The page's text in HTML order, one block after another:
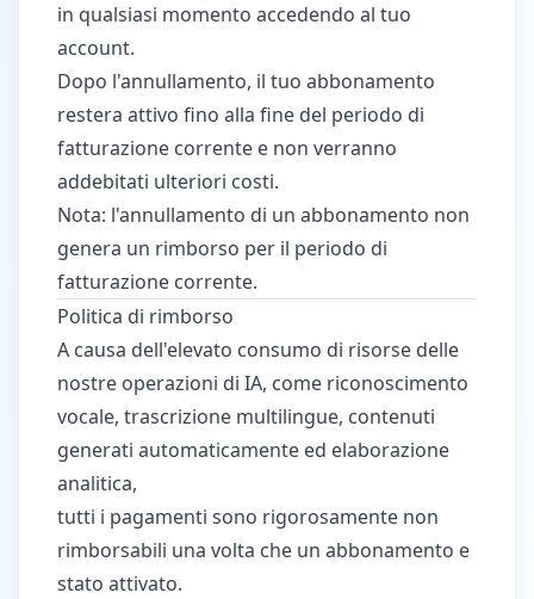
in qualsiasi momento accedendo al tuo
account.
Dopo l'annullamento, il tuo abbonamento
restera attivo fino alla fine del periodo di
fatturazione corrente e non verranno
addebitati ulteriori costi.
Nota: l'annullamento di un abbonamento non
genera un rimborso per il periodo di
fatturazione corrente.
Politica di rimborso
A causa dell'elevato consumo di risorse delle
nostre operazioni di IA, come riconoscimento
vocale, trascrizione multilingue, contenuti
generati automaticamente ed elaborazione
analitica,
tutti i pagamenti sono rigorosamente non
rimborsabili una volta che un abbonamento e
stato attivato.